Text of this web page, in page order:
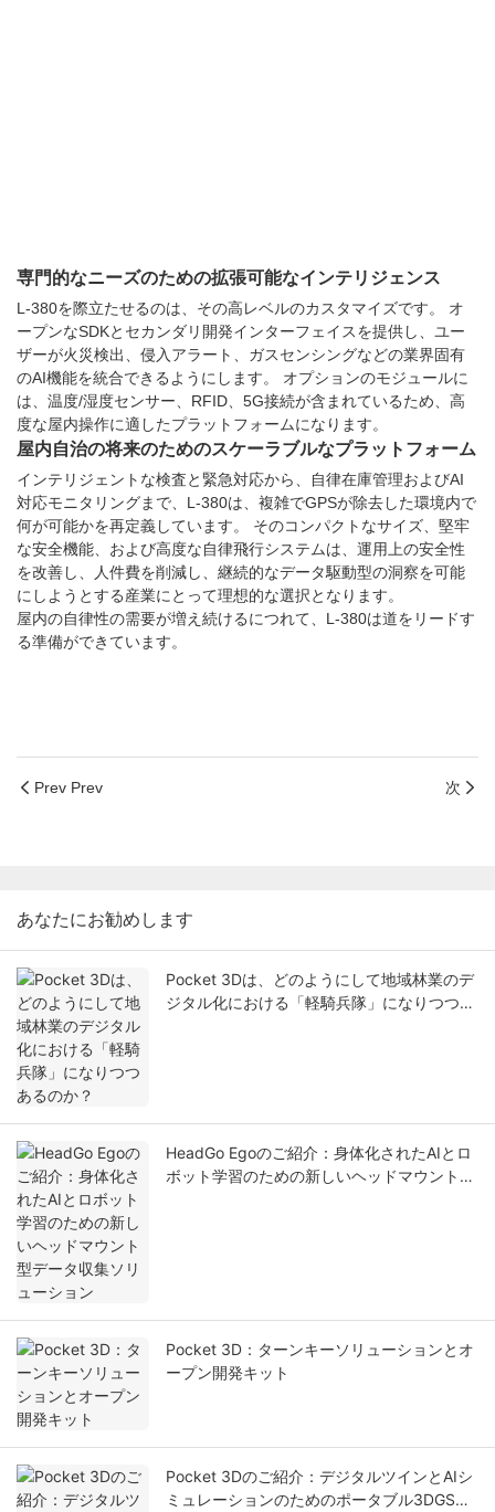
専門的なニーズのための拡張可能なインテリジェンス
L-380を際立たせるのは、その高レベルのカスタマイズです。 オ
ープンなSDKとセカンダリ開発インターフェイスを提供し、ユー
ザーが火災検出、侵入アラート、ガスセンシングなどの業界固有
のAI機能を統合できるようにします。 オプションのモジュールに
は、温度/湿度センサー、RFID、5G接続が含まれているため、高
度な屋内操作に適したプラットフォームになります。
屋内自治の将来のためのスケーラブルなプラットフォーム
インテリジェントな検査と緊急対応から、自律在庫管理およびAI
対応モニタリングまで、L-380は、複雑でGPSが除去した環境内で
何が可能かを再定義しています。 そのコンパクトなサイズ、堅牢
な安全機能、および高度な自律飛行システムは、運用上の安全性
を改善し、人件費を削減し、継続的なデータ駆動型の洞察を可能
にしようとする産業にとって理想的な選択となります。
屋内の自律性の需要が増え続けるにつれて、L-380は道をリードす
る準備ができています。
Prev Prev 次
あなたにお勧めします
Pocket 3Dは、どのようにして地域林業のデ
ジタル化における「軽騎兵隊」になりつつあ
HeadGo Egoのご紹介：身体化されたAIとロ
ボット学習のための新しいヘッドマウント型
Pocket 3D：ターンキーソリューションとオ
ープン開発キット
Pocket 3Dのご紹介：デジタルツインとAIシ
ミュレーションのためのポータブル3DGSリ